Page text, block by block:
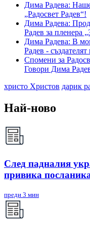
Дима Радева:
„Радосвет Радев“!
Дима Радева:
Радев за пленера
Дима Радева: В
Радев -
Спомени за
Говори Дима
христо Христов дарик
Най-ново
След падналия
привика
преди 3 мин